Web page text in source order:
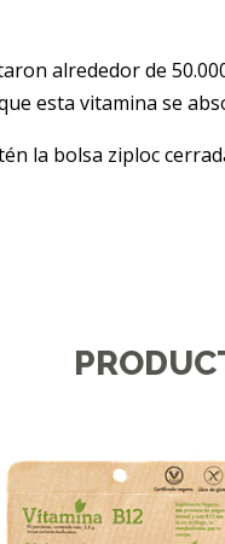
alrededor de
esta vitamina se
la bolsa ziploc